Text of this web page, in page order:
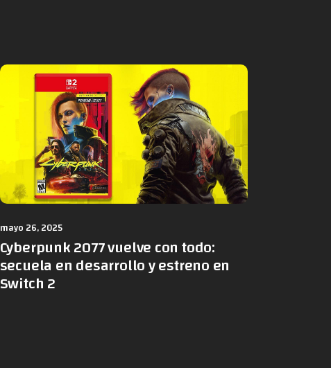
mayo 26, 2025
Cyberpunk 2077 vuelve con todo:
secuela en desarrollo y estreno en
Switch 2